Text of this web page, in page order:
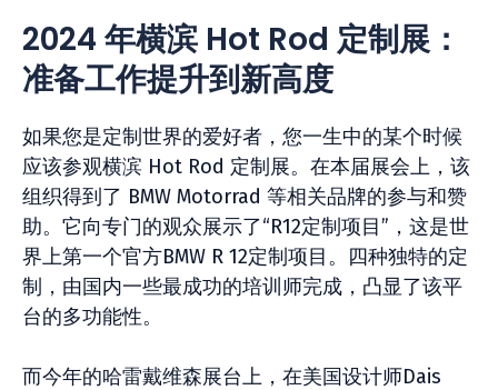
2024 年横滨 Hot Rod 定制展：
准备工作提升到新高度
如果您是定制世界的爱好者，您一生中的某个时候
应该参观横滨 Hot Rod 定制展。在本届展会上，该
组织得到了 BMW Motorrad 等相关品牌的参与和赞
助。它向专门的观众展示了“R12定制项目”，这是世
界上第一个官方BMW R 12定制项目。四种独特的定
制，由国内一些最成功的培训师完成，凸显了该平
台的多功能性。
而今年的哈雷戴维森展台上，在美国设计师Dais